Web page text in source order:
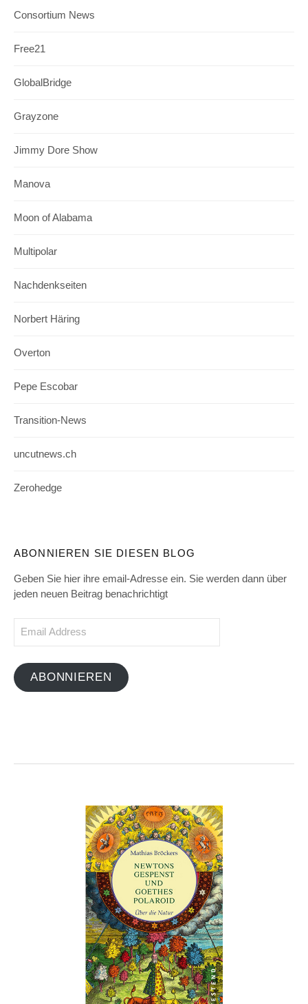
Consortium News
Free21
GlobalBridge
Grayzone
Jimmy Dore Show
Manova
Moon of Alabama
Multipolar
Nachdenkseiten
Norbert Häring
Overton
Pepe Escobar
Transition-News
uncutnews.ch
Zerohedge
ABONNIEREN SIE DIESEN BLOG
Geben Sie hier ihre email-Adresse ein. Sie werden dann über
jeden neuen Beitrag benachrichtigt
ABONNIEREN